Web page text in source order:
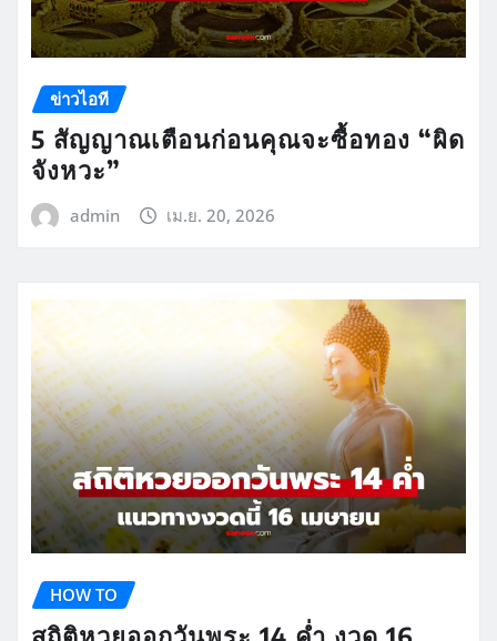
ข่าวไอที
5 สัญญาณเตือนก่อนคุณจะซื้อทอง “ผิด
จังหวะ”
admin เม.ย. 20, 2026
HOW TO